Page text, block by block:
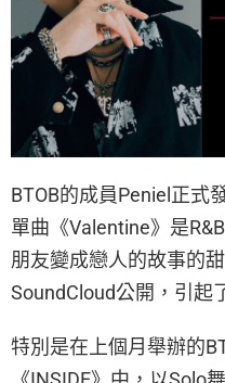
BTOB的成員Peniel正式
單曲《Valentine》是
朋友變成戀人的故事的
SoundCloud公開，引起
特別是在上個月舉辦的